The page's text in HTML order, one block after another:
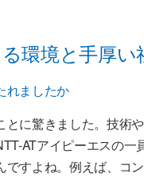
環境と手厚い
ましたか
に驚きました。技術
ATアイピーエスの一
すよね。例えば、コ